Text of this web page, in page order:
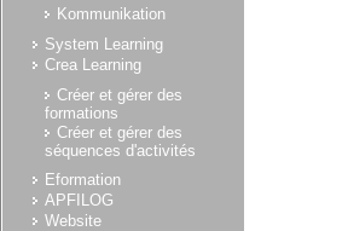
Kommunikation
System Learning
Crea Learning
Créer et gérer des
formations
Créer et gérer des
séquences d'activités
Eformation
APFILOG
Website